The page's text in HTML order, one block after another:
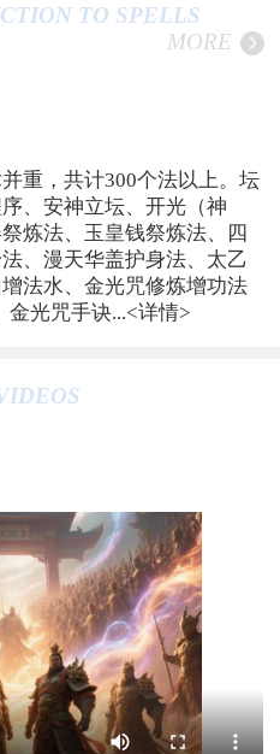
TO SPELLS
MORE
重，共计300个法以上。坛
、安神立坛、开光（神
炼法、玉皇钱祭炼法、四
、漫天华盖护身法、太乙
法水、金光咒修炼增功法
金光咒手诀...<详情>